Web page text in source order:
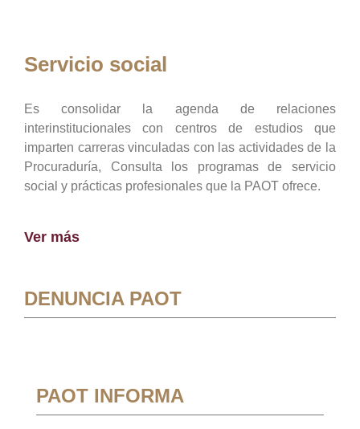
Servicio social
Es consolidar la agenda de relaciones
interinstitucionales con centros de estudios que
imparten carreras vinculadas con las actividades de la
Procuraduría, Consulta los programas de servicio
social y prácticas profesionales que la PAOT ofrece.
Ver más
DENUNCIA PAOT
PAOT INFORMA